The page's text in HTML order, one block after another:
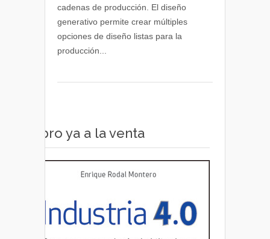
la
transformación
digital
cadenas de producción. El diseño
generativo permite crear múltiples
opciones de diseño listas para la
producción...
Libro ya a la venta